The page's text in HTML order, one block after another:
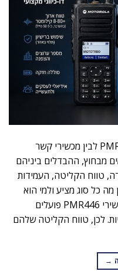
רבים מתלבטים בין מכשירי קשר PMR446 לבין מכשירי קשר
מבחוץ, ההבדלים ביניהם
טווח הקליטה, העמידות
מה כל סוג מציע ולמי הוא
מתאים. טווח קליטה והספק שידור מכשירי PMR446 פועלים
לכן, טווח הקליטה שלהם
→